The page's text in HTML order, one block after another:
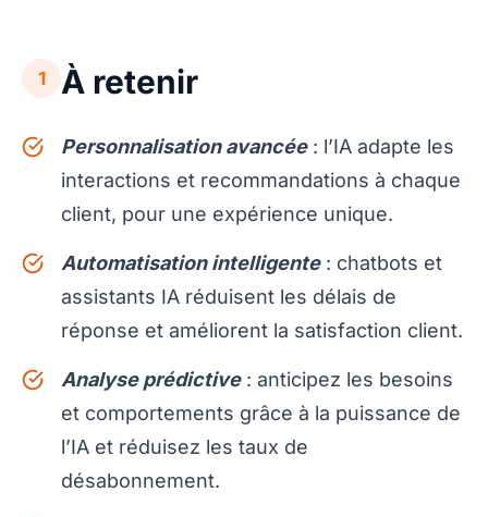
1 À retenir
Personnalisation avancée: l’IA adapte les
interactions et recommandations à chaque
client, pour une expérience unique.
Automatisation intelligente: chatbots et
assistants IA réduisent les délais de
réponse et améliorent la satisfaction client.
Analyse prédictive: anticipez les besoins
et comportements grâce à la puissance de
l’IA et réduisez les taux de
désabonnement.